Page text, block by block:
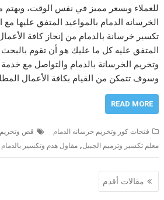
للعملاء وبسعر مميز في نفس الوقت،
الخرسانه الدمام بالمواعيد المتفق عليها
تكسير خرسانة بالدمام من إنجاز كافة
المتفق عليه كل ما عليك هو أن تقوم
وتخريم الخرسانة بالدمام والتواصل مع خدمة
وسوف تتمكن من القيام بكافة الأعمال
READ MORE
فتحات كور وتخريم خرسانه الدمام قص وتخريم
معلم تكسير وترميم الجبيل,مقاول هدم وتكسير بالدمام
تصفّح
المقالات
مقالات أقدم